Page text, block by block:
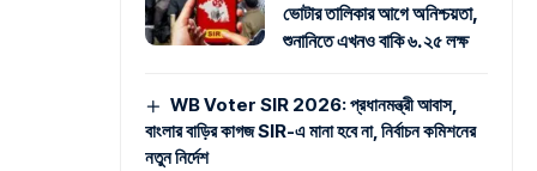
ভোটার তালিকার আগে অনিশ্চয়তা,
শুনানিতে এখনও বাকি ৬.২৫ লক্ষ
WB Voter SIR 2026: প্রধানমন্ত্রী আবাস,
বাংলার বাড়ির কাগজ SIR-এ মানা হবে না, নির্বাচন কমিশনের
নতুন নির্দেশ